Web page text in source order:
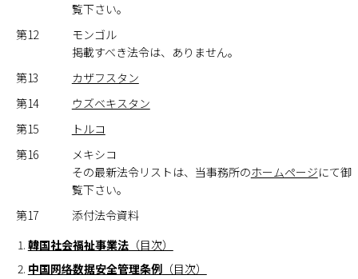
覧下さい。
第12
モンゴル
掲載すべき法令は、ありません。
第13
カザフスタン
第14
ウズベキスタン
第15
トルコ
第16
メキシコ
その最新法令リストは、当事務所のホームページにて御
覧下さい。
第17
添付法令資料
韓国社会福祉事業法（目次）
中国网络数据安全管理条例（目次）